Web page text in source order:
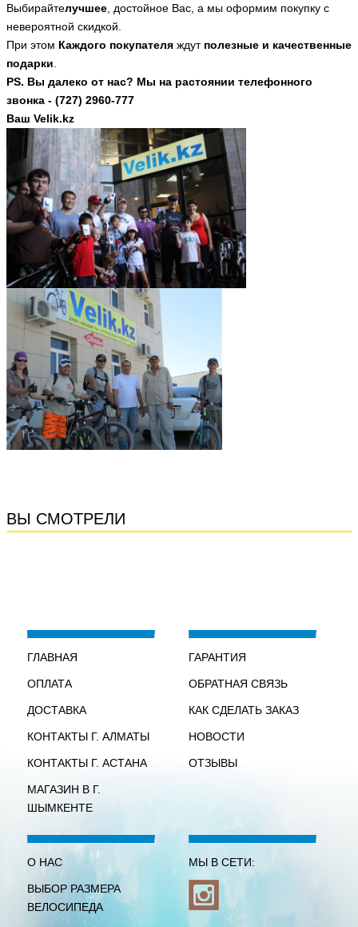
Выбирайтелучшее , достойное Вас, а мы оформим покупку с
невероятной скидкой.
При этом Каждого покупателя ждут полезные и качественные
подарки
PS. Вы далеко от нас? Мы на растоянии телефонного
звонка - (727) 2960-777
Ваш Velik.kz
ВЫ СМОТРЕЛИ
ГЛАВНАЯ
ОПЛАТА
ДОСТАВКА
КОНТАКТЫ Г. АЛМАТЫ
КОНТАКТЫ Г. АСТАНА
МАГАЗИН В Г.
ШЫМКЕНТЕ
ГАРАНТИЯ
ОБРАТНАЯ СВЯЗЬ
КАК СДЕЛАТЬ ЗАКАЗ
НОВОСТИ
ОТЗЫВЫ
О НАС
ВЫБОР РАЗМЕРА
ВЕЛОСИПЕДА
МЫ В СЕТИ: